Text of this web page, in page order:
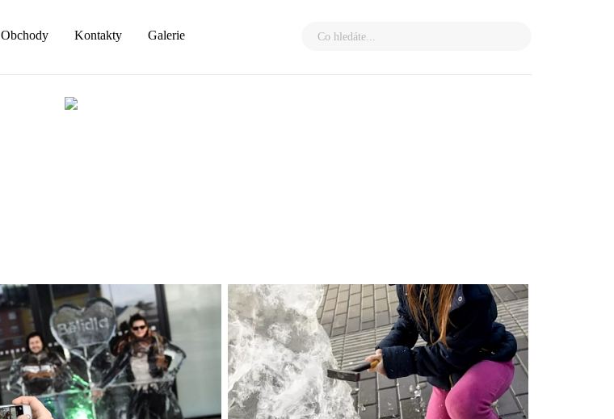
Obchody Kontakty Galerie